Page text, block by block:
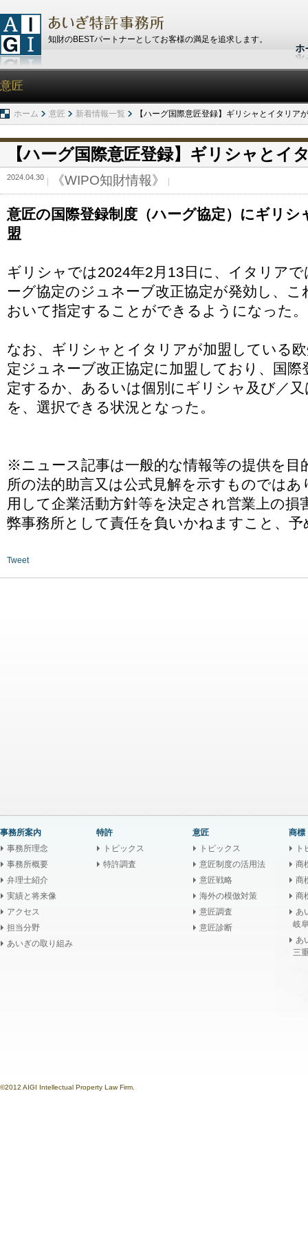
知財のBESTパートナーとしてお客様の満足を追求します。
意匠
ホーム 意匠 新着情報一覧 【ハーグ国際意匠登録】ギリシャとイタリア
【ハーグ国際意匠登録】ギリシャとイ
2024.04.30 《WIPO知財情報》
意匠の国際登録制度（ハーグ協定）にギリ
盟
ギリシャでは2024年2月13日に、イタリア
ーグ協定のジュネーブ改正協定が発効し、
おいて指定することができるようになった。
なお、ギリシャとイタリアが加盟している
定ジュネーブ改正協定に加盟しており、国際
定するか、あるいは個別にギリシャ及び／
を、選択できる状況となった。
※ニュース記事は一般的な情報等の提供を目
所の法的助言又は公式見解を示すものでは
用して企業活動方針等を決定され営業上の
弊事務所として責任を負いかねますこと、
Tweet
事務所案内
事務所理念
事務所概要
弁理士紹介
実績と将来像
アクセス
担当分野
あいぎの取り組み
特許
トピックス
特許調査
意匠
トピックス
意匠制度の活用法
意匠戦略
海外の模倣対策
意匠調査
意匠診断
商標
ト
商
商
商
あ
岐
あ
三
©2012 AIGI Intellectual Property Law Firm.